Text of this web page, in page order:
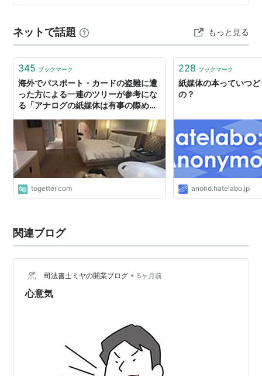
うことで・・・。この４月出荷分から値上げされるのは
り、廃棄食品をなくすようにすることが、かしこい消費
者の動きですね。頑張ろうっと。 京セラドームでの阪
神・DeNA戦。ヒット数ではDeN…
ネットで話題 もっと見る
345 ブックマーク
海外でパスポート・カードの盗難に遭
った方による一連のツリーが参考にな
る「アナログの紙媒体は有事の際めち
togetter.com
228 ブックマーク
紙媒体の本っていつ
の？
anond.hatelabo.jp
関連ブログ
司法書士ミヤの開業ブログ • 5ヶ月前
心意気